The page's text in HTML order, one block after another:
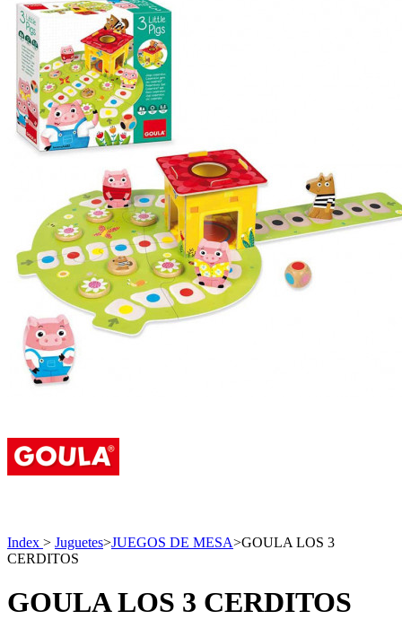
Index > Juguetes>JUEGOS DE MESA>GOULA LOS 3
CERDITOS
GOULA LOS 3 CERDITOS